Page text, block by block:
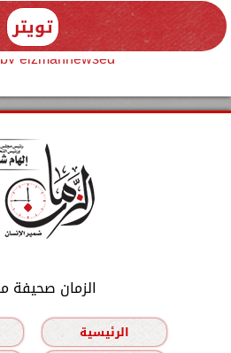
تويتر
elzmannewseg
الزمان صحيفة
الرئيسية